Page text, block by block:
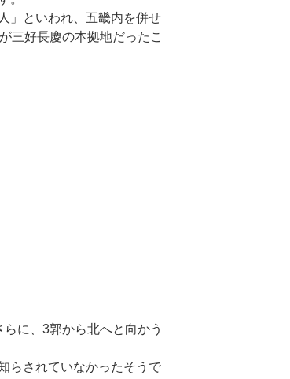
」といわれ、五畿内を併せ
三好長慶の本拠地だったこ
に、3郭から北へと向かう
らされていなかったそうで